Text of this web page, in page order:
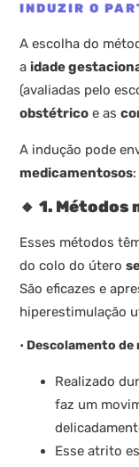
INDUZIR O
A escolha do
aidade
(avaliadas pelo
obstétrico e as
A indução pode
medicamentosos:
🔸1. Métodos
Esses métodos
do colo do útero
São eficazes e
hiperestimulação
• Descolamento de
Realizado
faz um
Esse atrito